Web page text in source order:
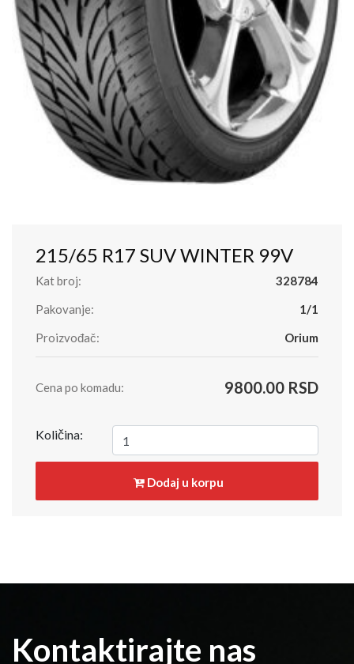
215/65 R17 SUV WINTER 99V
Kat broj:
328784
Pakovanje:
1/1
Proizvođač:
Orium
Cena po komadu: 9800.00 RSD
Količina:
Dodaj u korpu
Kontaktirajte nas